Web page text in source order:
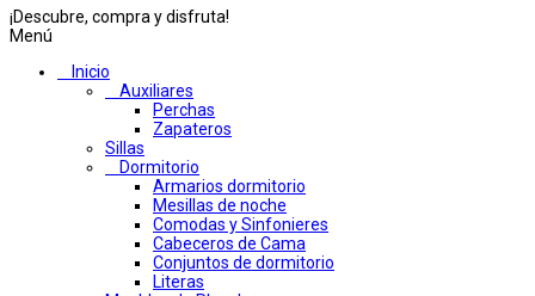
¡Descubre, compra y disfruta!
Menú
Inicio
Auxiliares
Perchas
Zapateros
Sillas
Dormitorio
Armarios dormitorio
Mesillas de noche
Comodas y Sinfonieres
Cabeceros de Cama
Conjuntos de dormitorio
Literas